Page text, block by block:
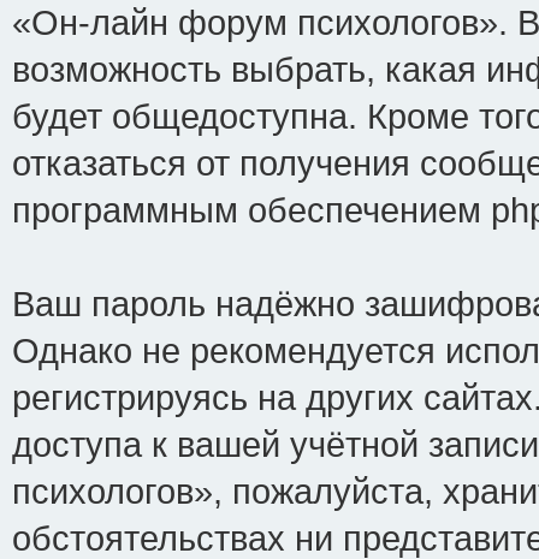
«Он-лайн форум психологов».
возможность выбрать, какая
будет общедоступна. Кроме
отказаться от получения
программным обеспечением
Ваш пароль надёжно
Однако не рекомендуется
регистрируясь на других
доступа к вашей учётной
психологов», пожалуйста,
обстоятельствах ни